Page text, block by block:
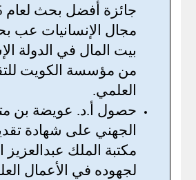
مجال الإنسانيات عب
بيت المال في الدولة
من مؤسسة الكويت
العلمي.
حصول أ.د. عويضة بن
الجهني على شهادة
مكتبة الملك عبدالعزيز
لجهوده في الأعمال